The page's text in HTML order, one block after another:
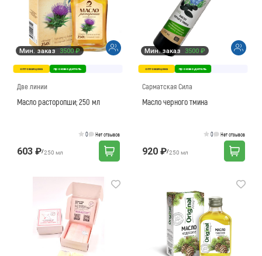
Мин. заказ 3500 ₽
оптовая цена производитель
Две линии
Масло расторопши; 250 мл
0 Нет отзывов
603 ₽/250 мл
Мин. заказ 3500 ₽
оптовая цена производитель
Сарматская Сила
Масло черного тмина
0 Нет отзывов
920 ₽/250 мл